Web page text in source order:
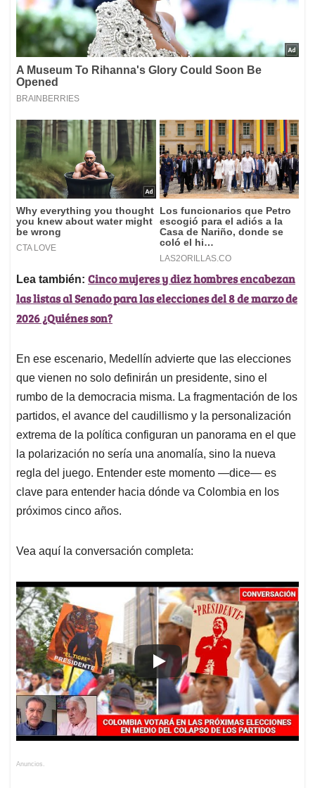
Lea también: Cinco mujeres y diez hombres encabezan
las listas al Senado para las elecciones del 8 de marzo de
2026 ¿Quiénes son?
En ese escenario, Medellín advierte que las elecciones
que vienen no solo definirán un presidente, sino el
rumbo de la democracia misma. La fragmentación de los
partidos, el avance del caudillismo y la personalización
extrema de la política configuran un panorama en el que
la polarización no sería una anomalía, sino la nueva
regla del juego. Entender este momento —dice— es
clave para entender hacia dónde va Colombia en los
próximos cinco años.
Vea aquí la conversación completa:
Anuncios.